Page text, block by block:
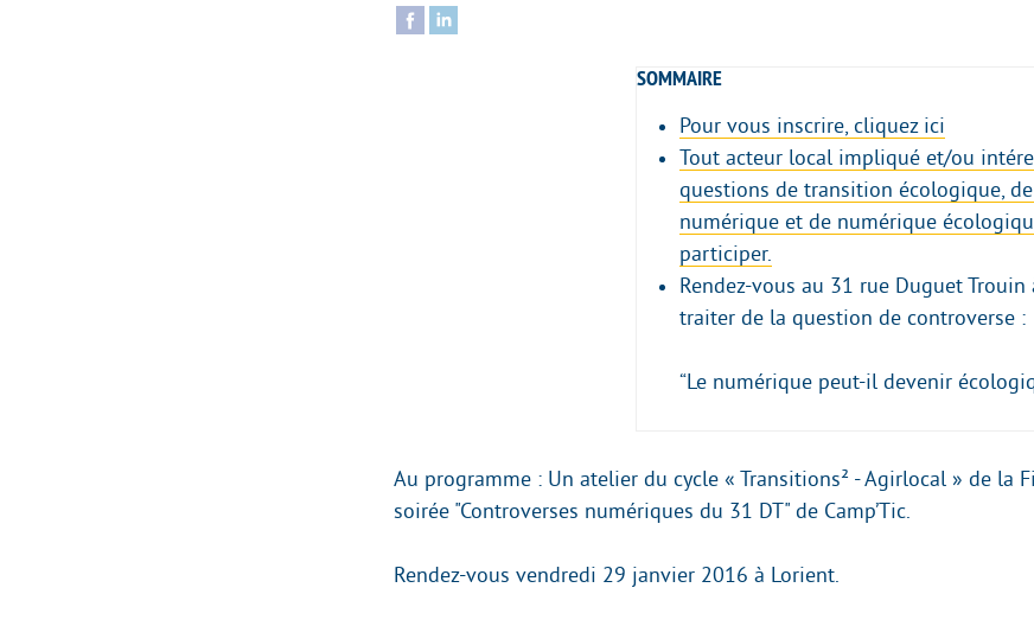
SOMMAIRE
Pour vous inscrire, cliquez ici
Tout acteur local impliqué et/ou
questions de transition écologique,
numérique et de numérique
participer.
Rendez-vous au 31 rue Duguet
traiter de la question de controverse :
“Le numérique peut-il devenir
Au programme : Un atelier du cycle « Transitions² - Agirlocal » de la
soirée "Controverses numériques du 31 DT" de Camp’Tic.
Rendez-vous vendredi 29 janvier 2016 à Lorient.